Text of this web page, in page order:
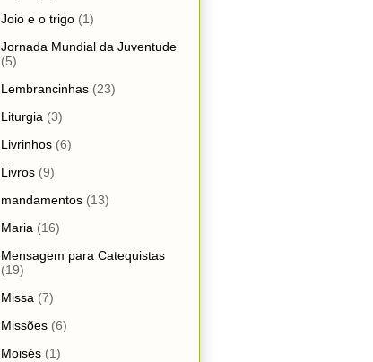
Joio e o trigo (1)
Jornada Mundial da Juventude
(5)
Lembrancinhas (23)
Liturgia (3)
Livrinhos (6)
Livros (9)
mandamentos (13)
Maria (16)
Mensagem para Catequistas
(19)
Missa (7)
Missões (6)
Moisés (1)